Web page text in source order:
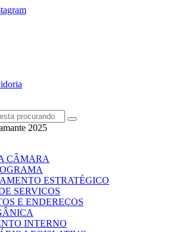
CÂMARA
ESTRATÉGICO
SERVIÇOS
E ENDEREÇOS
INTERNO